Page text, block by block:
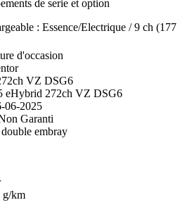
de serie et option
: Essence/Electrique / 9 ch (177
d'occasion
VZ DSG6
eHybrid 272ch VZ DSG6
06-2025
Garanti
embray
g/km